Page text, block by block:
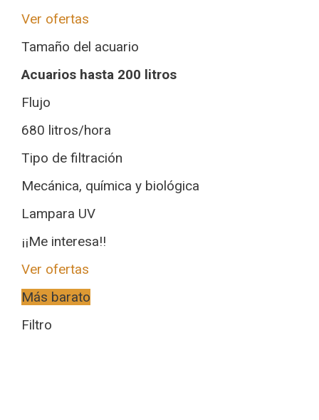
Ver ofertas
Tamaño del acuario
Acuarios hasta 200 litros
Flujo
680 litros/hora
Tipo de filtración
Mecánica, química y biológica
Lampara UV
¡¡Me interesa!!
Ver ofertas
Más barato
Filtro